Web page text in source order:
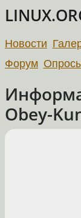
Новости
Форум
Obey-